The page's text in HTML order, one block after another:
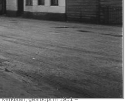
gesloopt in 1951 –